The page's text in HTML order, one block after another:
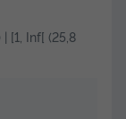
[1, Inf[ (25,8